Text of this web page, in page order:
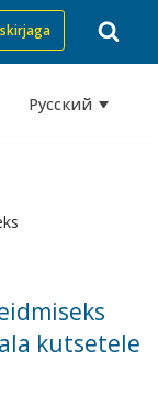
Русский
kutsetele